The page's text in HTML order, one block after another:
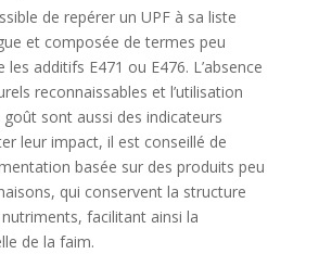
de repérer un UPF à sa liste
et composée de termes peu
additifs E471 ou E476. L’absence
reconnaissables et l’utilisation
goût sont aussi des indicateurs
leur impact, il est conseillé de
basée sur des produits peu
qui conservent la structure
facilitant ainsi la
de la faim.